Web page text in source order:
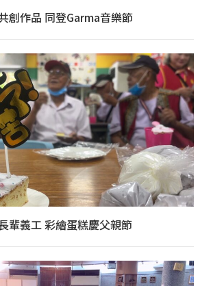
創作品 同登Garma音樂節
輩義工 彩繪蛋糕慶父親節